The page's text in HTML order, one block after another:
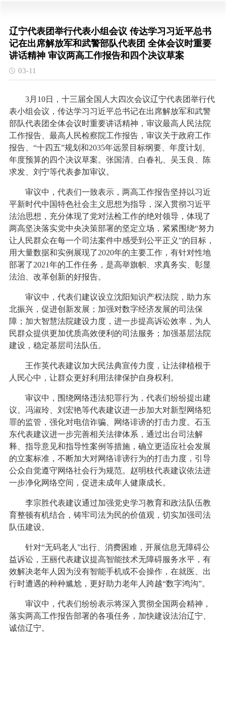
辽宁代表团举行代表小组会议 传达学习习近平总书
记在出席解放军和武警部队代表团 全体会议时重要
讲话精神 审议两高工作报告和四个决议草案
03-11
3月10日，十三届全国人大四次会议辽宁代表团举行代
表小组会议，传达学习习近平总书记在出席解放军和武警
部队代表团全体会议时重要讲话精神，审议最高人民法院
工作报告、最高人民检察院工作报告，审议关于政府工作
报告、“十四五”规划和2035年远景目标纲要、年度计划、
年度预算的四个决议草案。张国清、白春礼、吴玉良、陈
求发、刘宁等代表参加审议。
审议中，代表们一致表示，两高工作报告坚持以习近
平新时代中国特色社会主义思想为指导，深入贯彻习近平
法治思想，充分体现了党对法检工作的绝对领导，体现了
两高坚决落实党中央决策部署的坚定立场，紧紧围绕“努力
让人民群众在每一个司法案件中感受到公平正义”的目标，
用大量数据和实例展现了2020年的主要工作，有针对性地
部署了2021年的工作任务，是高举旗帜、求真务实、彰显
法治、改革创新的好报告。
审议中，代表们建议设立沈阳知识产权法院，助力东
北振兴，促进创新发展；加强对数字经济发展的司法保
障；加大智慧法院建设力度，进一步提高诉讼效率，为人
民群众提供更加优质高效便利的司法服务；加强基层法院
建设，稳定基层司法队伍。
王作英代表建议加大民法典宣传力度，让法律植根于
人民心中，让群众更好利用法律保护自身权利。
审议中，围绕网络违法犯罪行为，代表们纷纷提出建
议。冯淑玲、刘宏艳等代表建议进一步加大对新型网络犯
罪的监管，强化对电信诈骗、网络诽谤的打击力度。石玉
东代表建议进一步完善相关法律体系，通过出台司法解
释、指导意见和指导性案例等措施，确立更适应社会发展
的立案标准，不断加大对网络诽谤行为的打击力度，引导
公众自觉遵守网络社会行为规范。赵明枝代表建议依法进
一步净化网络空间，促进未成年人健康成长。
李宗胜代表建议通过加强党史学习教育和政法队伍教
育整顿有机结合，铸牢司法为民的价值观，切实加强司法
队伍建设。
针对“无码老人”出行、消费困难，开展信息无障碍公
益诉讼，王丽代表建议提高智能技术无障碍服务水平，有
效解决老年人因为没有智能手机或不会操作，在就医、出
行时遭遇的种种尴尬，更好助力老年人跨越“数字鸿沟”。
审议中，代表们纷纷表示将深入贯彻全国两会精神，
落实两高工作报告部署的各项任务，加快建设法治辽宁、
诚信辽宁。